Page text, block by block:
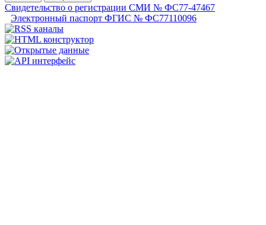
Свидетельство о регистрации СМИ № ФС77-47467
Электронный паспорт ФГИС № ФС77110096